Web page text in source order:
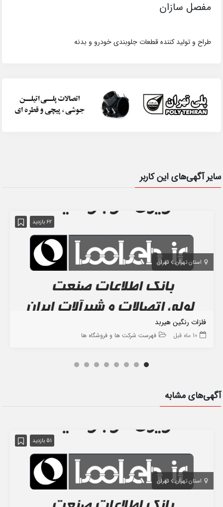
مفصل سازان
طراح و تولید کننده قطعات جلوبندی خودرو و بدنه
سایر آگهی‌های این کاربر
62 بازدید
استان تهران تهران
فلزات رنگین هیربد
10 ماه قبل فهرست شرکت ها و فروشگاه ها
آگهی‌های مشابه
51 بازدید
استان تهران تهران